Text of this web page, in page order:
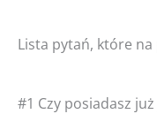
Lista pytań, które
#1 Czy posiadasz